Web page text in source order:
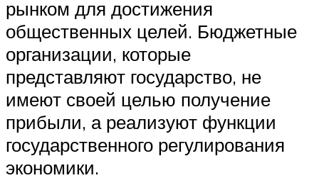
рынком для достижения
общественных целей. Бюджетные
организации, которые
представляют государство, не
имеют своей целью получение
прибыли, а реализуют функции
государственного регулирования
экономики.